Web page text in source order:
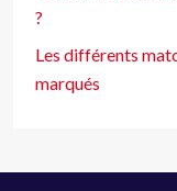
?
Les différents
marqués